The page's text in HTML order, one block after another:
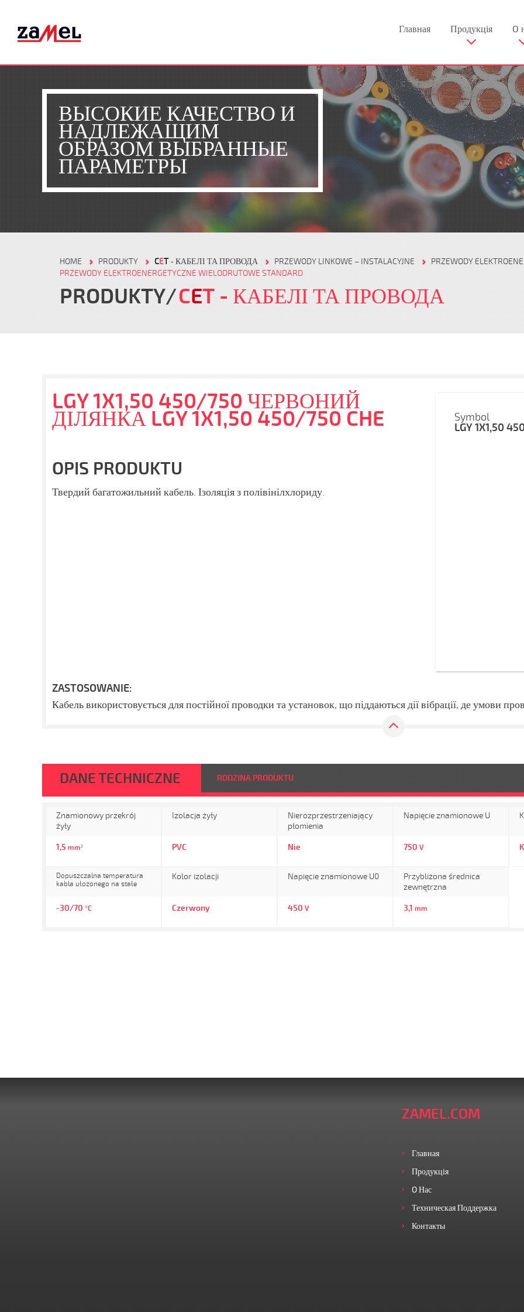
Главная Продукція O
ВЫСОКИЕ КАЧЕСТВО И
НАДЛЕЖАЩИМ
ОБРАЗОМ ВЫБРАННЫЕ
ПАРАМЕТРЫ
HOME PRODUKTY CET- КАБЕЛІ ТА ПРОВОДА PRZEWODY LINKOWE – INSTALACYJNE
PRZEWODY
PRZEWODY ELEKTROENERGETYCZNE WIELODRUTOWE STANDARD
PRODUKTY CET - КАБЕЛІ ТА ПРОВОДА
LGY 1X1,50 450/750 ЧЕРВОНИЙ
ДІЛЯНКА LGY 1X1,50 450/750 CHE
OPIS PRODUKTU
Твердий багатожильний кабель. Ізоляція ​​з полівінілхлориду.
Symbol
LGY 1X1,50
ZASTOSOWANIE:
Кабель використовується для постійної проводки та установок, що піддаються дії вібрації, де умови
DANE TECHNICZNE RODZINA PRODUKTU
Znamionowy przekrój
żyły
1,5 mm²
Izolacja żyły
PVC
Nierozprzestrzeniający
płomienia
Nie
Napięcie znamionowe U
750 V
Dopuszczalna temperatura
kabla ułożonego na stałe
-30/70 °C
Kolor izolacji
Czerwony
Napięcie znamionowe U0
450 V
Przybliżona średnica
zewnętrzna
3,1 mm
ZAMEL.COM
Главная
Продукція
O Нас
Техническая Поддержка
Контакты